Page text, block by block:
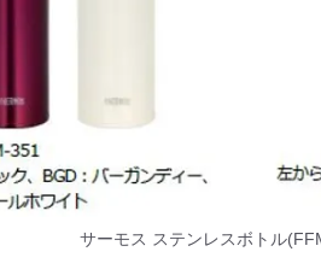
サーモス ステンレスボトル